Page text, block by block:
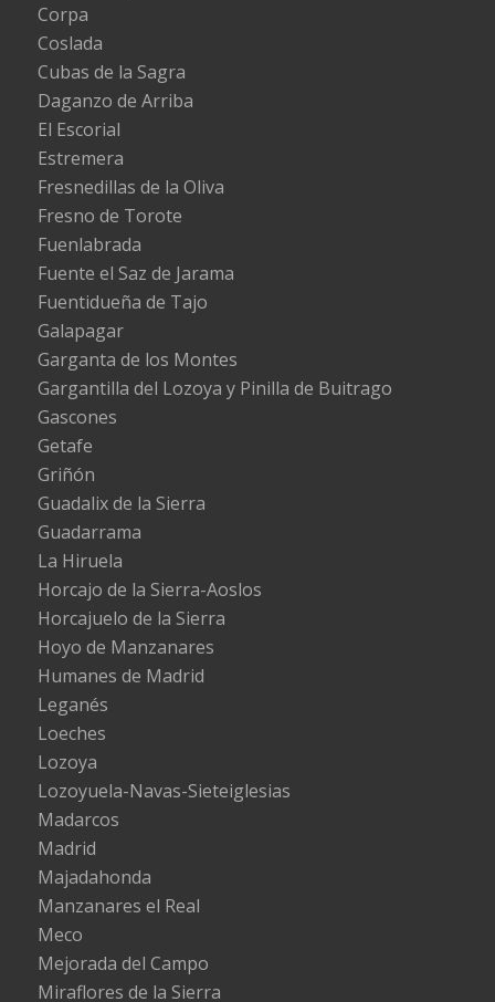
Corpa
Coslada
Cubas de la Sagra
Daganzo de Arriba
El Escorial
Estremera
Fresnedillas de la Oliva
Fresno de Torote
Fuenlabrada
Fuente el Saz de Jarama
Fuentidueña de Tajo
Galapagar
Garganta de los Montes
Gargantilla del Lozoya y Pinilla de Buitrago
Gascones
Getafe
Griñón
Guadalix de la Sierra
Guadarrama
La Hiruela
Horcajo de la Sierra-Aoslos
Horcajuelo de la Sierra
Hoyo de Manzanares
Humanes de Madrid
Leganés
Loeches
Lozoya
Lozoyuela-Navas-Sieteiglesias
Madarcos
Madrid
Majadahonda
Manzanares el Real
Meco
Mejorada del Campo
Miraflores de la Sierra